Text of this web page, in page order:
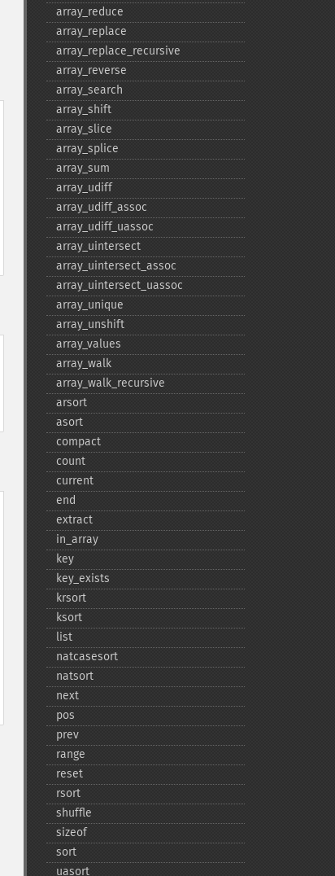
array_​reduce
array_​replace
array_​replace_​recursive
array_​reverse
array_​search
array_​shift
array_​slice
array_​splice
array_​sum
array_​udiff
array_​udiff_​assoc
array_​udiff_​uassoc
array_​uintersect
array_​uintersect_​assoc
array_​uintersect_​uassoc
array_​unique
array_​unshift
array_​values
array_​walk
array_​walk_​recursive
arsort
asort
compact
count
current
end
extract
in_​array
key
key_​exists
krsort
ksort
list
natcasesort
natsort
next
pos
prev
range
reset
rsort
shuffle
sizeof
sort
uasort